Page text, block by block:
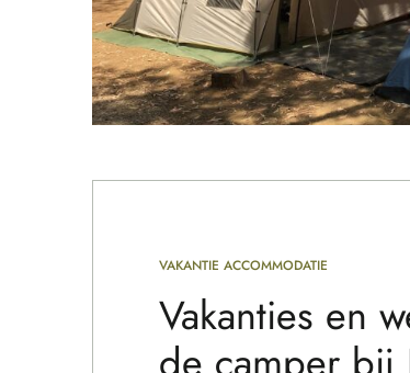
VAKANTIE ACCOMMODATIE
Vakanties en